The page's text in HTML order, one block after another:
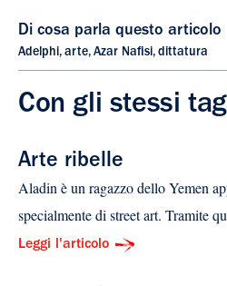
Di cosa parla questo articolo
Adelphi, arte, Azar Nafisi, dittatura
Con gli stessi tag
Arte ribelle
Aladin è un ragazzo dello Yemen
specialmente di street art. Tramite
Leggi l'articolo